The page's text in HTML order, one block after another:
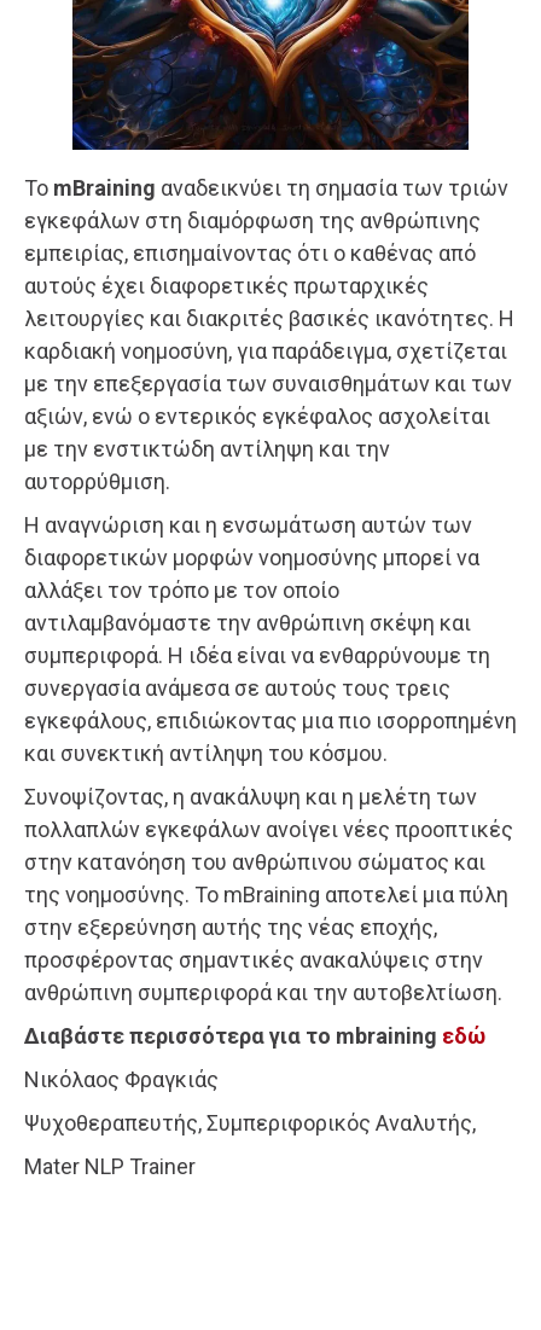
Το mBraining αναδεικνύει τη σημασία των τριών
εγκεφάλων στη διαμόρφωση της ανθρώπινης
εμπειρίας, επισημαίνοντας ότι ο καθένας από
αυτούς έχει διαφορετικές πρωταρχικές
λειτουργίες και διακριτές βασικές ικανότητες. Η
καρδιακή νοημοσύνη, για παράδειγμα, σχετίζεται
με την επεξεργασία των συναισθημάτων και των
αξιών, ενώ ο εντερικός εγκέφαλος ασχολείται
με την ενστικτώδη αντίληψη και την
αυτορρύθμιση.
Η αναγνώριση και η ενσωμάτωση αυτών των
διαφορετικών μορφών νοημοσύνης μπορεί να
αλλάξει τον τρόπο με τον οποίο
αντιλαμβανόμαστε την ανθρώπινη σκέψη και
συμπεριφορά. Η ιδέα είναι να ενθαρρύνουμε τη
συνεργασία ανάμεσα σε αυτούς τους τρεις
εγκεφάλους, επιδιώκοντας μια πιο ισορροπημένη
και συνεκτική αντίληψη του κόσμου.
Συνοψίζοντας, η ανακάλυψη και η μελέτη των
πολλαπλών εγκεφάλων ανοίγει νέες προοπτικές
στην κατανόηση του ανθρώπινου σώματος και
της νοημοσύνης. Το mBraining αποτελεί μια πύλη
στην εξερεύνηση αυτής της νέας εποχής,
προσφέροντας σημαντικές ανακαλύψεις στην
ανθρώπινη συμπεριφορά και την αυτοβελτίωση.
Διαβάστε περισσότερα για το mbraining εδώ
Νικόλαος Φραγκιάς
Ψυχοθεραπευτής, Συμπεριφορικός Αναλυτής,
Mater NLP Trainer